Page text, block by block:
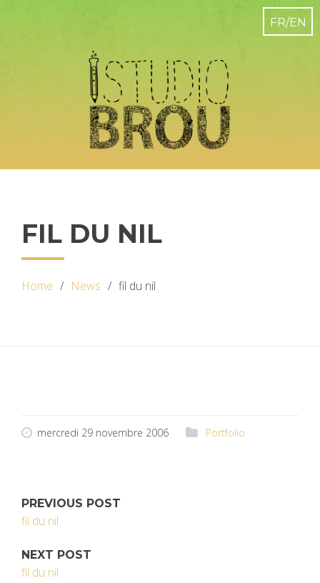
FIL DU NIL
Home News fil du nil
mercredi 29 novembre 2006 Portfolio
PREVIOUS POST
fil du nil
NEXT POST
fil du nil